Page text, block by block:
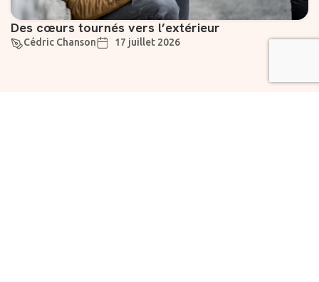
Des cœurs tournés vers l’extérieur
Cédric Chanson 17 juillet 2026